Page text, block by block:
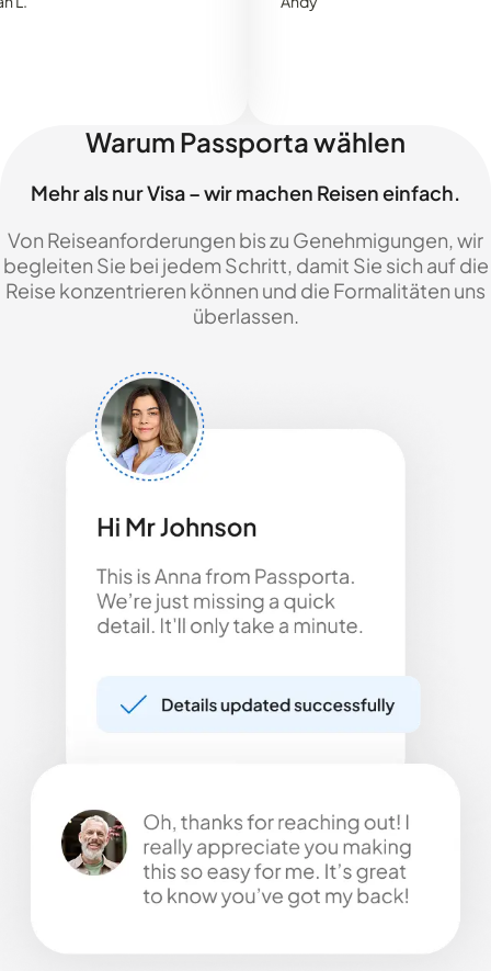
Warum Passporta wählen
Mehr als nur Visa – wir machen Reisen einfach.
Von Reiseanforderungen bis zu Genehmigungen, wir
begleiten Sie bei jedem Schritt, damit Sie sich auf die
Reise konzentrieren können und die Formalitäten uns
überlassen.